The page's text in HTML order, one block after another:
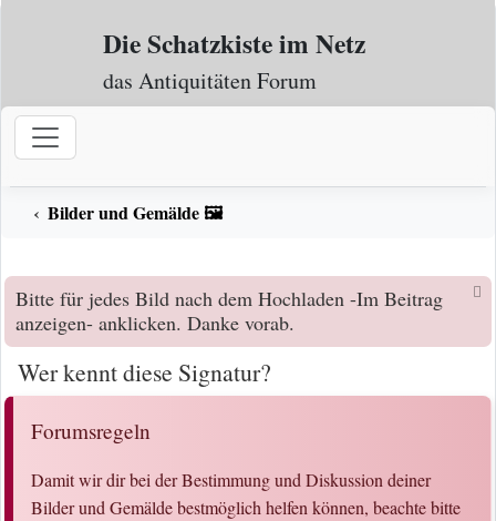
Zum Inhalt
Die Schatzkiste im Netz
das Antiquitäten Forum
Bilder und Gemälde 🖼️
Bitte für jedes Bild nach dem Hochladen -Im Beitrag
anzeigen- anklicken. Danke vorab.
Wer kennt diese Signatur?
Forumsregeln
Damit wir dir bei der Bestimmung und Diskussion deiner
Bilder und Gemälde bestmöglich helfen können, beachte bitte